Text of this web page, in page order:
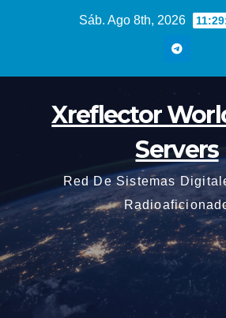
Sáb. Ago 8th, 2026
Xreflector
Servers
Red De Sistemas